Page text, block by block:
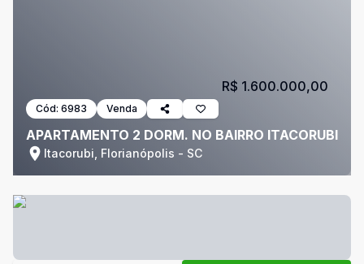
Cód: 6983 Venda
APARTAMENTO 2 DORM. NO BAIRRO ITACORUBI
Itacorubi, Florianópolis - SC
R$ 1.600.000,00